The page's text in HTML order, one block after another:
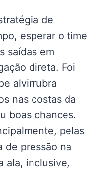
de
esperar o time
saídas em
direta. Foi
alvirrubra
nas costas da
boas chances.
pelas
de pressão na
ala, inclusive,